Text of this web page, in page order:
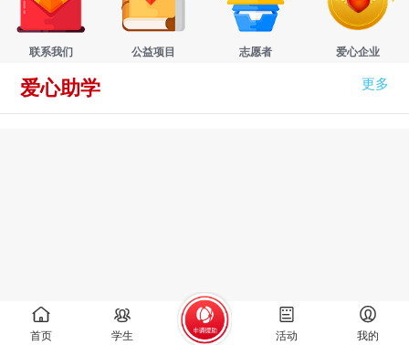
首页 学生 活动 我的
联系我们 公益项目 志愿者 爱心企业
更多
爱心助学